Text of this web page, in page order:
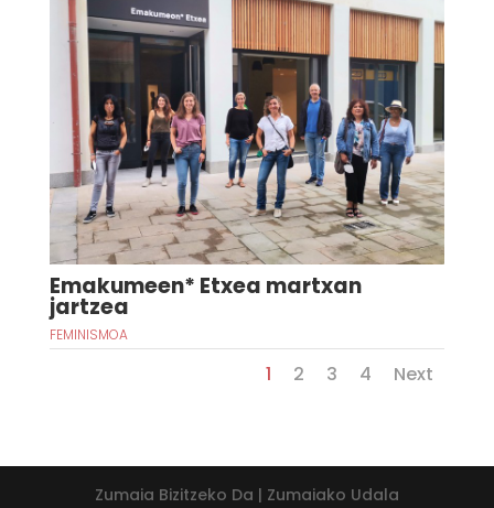
Emakumeen* Etxea martxan
jartzea
FEMINISMOA
1 2 3 4 Next
Zumaia Bizitzeko Da | Zumaiako Udala